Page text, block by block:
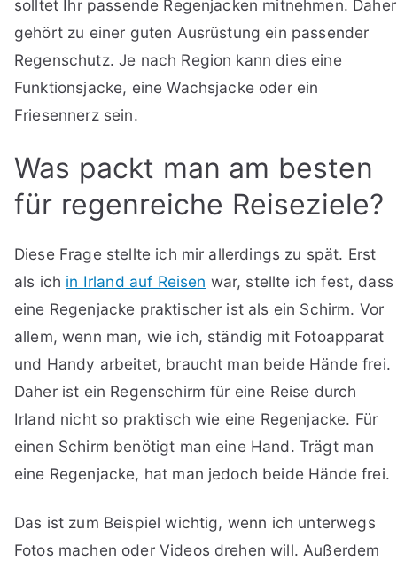
solltet Ihr passende Regenjacken mitnehmen. Daher
gehört zu einer guten Ausrüstung ein passender
Regenschutz. Je nach Region kann dies eine
Funktionsjacke, eine Wachsjacke oder ein
Friesennerz sein.
Was packt man am besten
für regenreiche Reiseziele?
Diese Frage stellte ich mir allerdings zu spät. Erst
als ich in Irland auf Reisen war, stellte ich fest, dass
eine Regenjacke praktischer ist als ein Schirm. Vor
allem, wenn man, wie ich, ständig mit Fotoapparat
und Handy arbeitet, braucht man beide Hände frei.
Daher ist ein Regenschirm für eine Reise durch
Irland nicht so praktisch wie eine Regenjacke. Für
einen Schirm benötigt man eine Hand. Trägt man
eine Regenjacke, hat man jedoch beide Hände frei.
Das ist zum Beispiel wichtig, wenn ich unterwegs
Fotos machen oder Videos drehen will. Außerdem